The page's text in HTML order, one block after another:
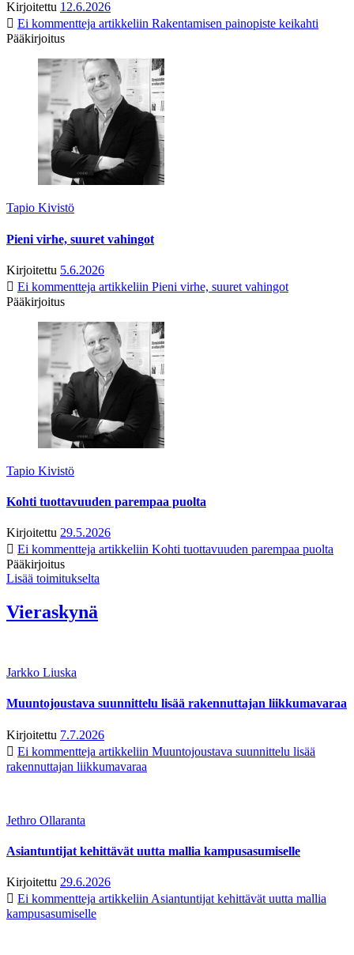
Kirjoitettu 12.6.2026
Ei kommentteja artikkeliin Rakentamisen painopiste keikahti
Pääkirjoitus
Tapio Kivistö
Pieni virhe, suuret vahingot
Kirjoitettu 5.6.2026
Ei kommentteja artikkeliin Pieni virhe, suuret vahingot
Pääkirjoitus
Tapio Kivistö
Kohti tuottavuuden parempaa puolta
Kirjoitettu 29.5.2026
Ei kommentteja artikkeliin Kohti tuottavuuden parempaa puolta
Pääkirjoitus
Lisää toimitukselta
Vieraskynä
Jarkko Liuska
Muuntojoustava suunnittelu lisää rakennuttajan liikkumavaraa
Kirjoitettu 7.7.2026
Ei kommentteja artikkeliin Muuntojoustava suunnittelu lisää
rakennuttajan liikkumavaraa
Jethro Ollaranta
Asiantuntijat kehittävät uutta mallia kampusasumiselle
Kirjoitettu 29.6.2026
Ei kommentteja artikkeliin Asiantuntijat kehittävät uutta mallia
kampusasumiselle